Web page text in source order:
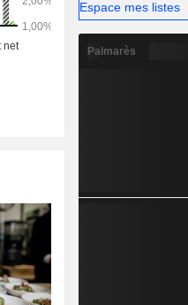
Espace mes listes
Palmarès